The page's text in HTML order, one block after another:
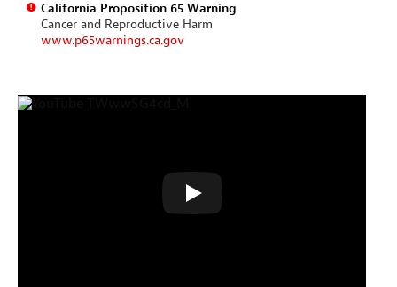
California Proposition 65 Warning
Cancer and Reproductive Harm
www.p65warnings.ca.gov